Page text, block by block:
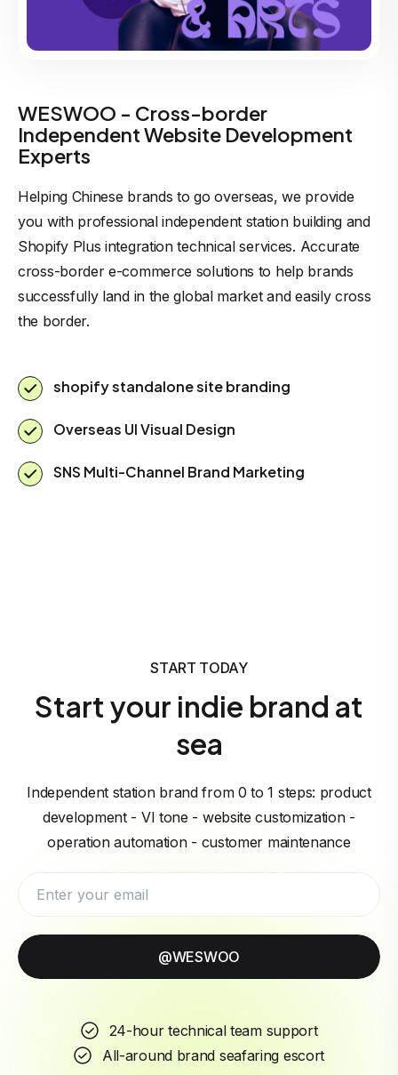
WESWOO - Cross-border
Independent Website Development
Experts
Helping Chinese brands to go overseas, we provide
you with professional independent station building and
Shopify Plus integration technical services. Accurate
cross-border e-commerce solutions to help brands
successfully land in the global market and easily cross
the border.
shopify standalone site branding
Overseas UI Visual Design
SNS Multi-Channel Brand Marketing
START TODAY
Start your indie brand at
sea
Independent station brand from 0 to 1 steps: product
development - VI tone - website customization -
operation automation - customer maintenance
@WESWOO
24-hour technical team support
All-around brand seafaring escort